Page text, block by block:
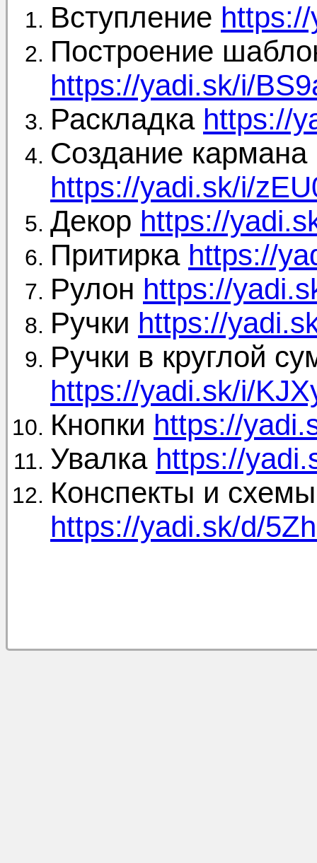
Вступление
Построение
https://yadi.sk/i/
Раскладка https://
Создание кармана
https://yadi.sk/i/
Декор https://
Притирка https://
Рулон https://
Ручки https://
Ручки в круглой
https://yadi.sk/i/
Кнопки https://
Увалка https://
Конспекты и
https://yadi.sk/d/